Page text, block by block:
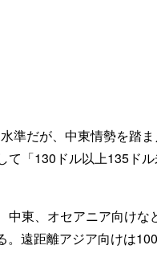
準だが、中東情勢を踏
「130ドル以上135ドル
中東、オセアニア向けな
遠距離アジア向けは